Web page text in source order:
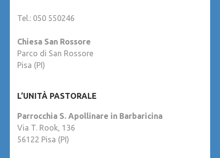
Tel.: 050 550246
Chiesa San Rossore
Parco di San Rossore
Pisa (PI)
L’UNITÀ PASTORALE
Parrocchia S. Apollinare in Barbaricina
Via T. Rook, 136
56122 Pisa (PI)